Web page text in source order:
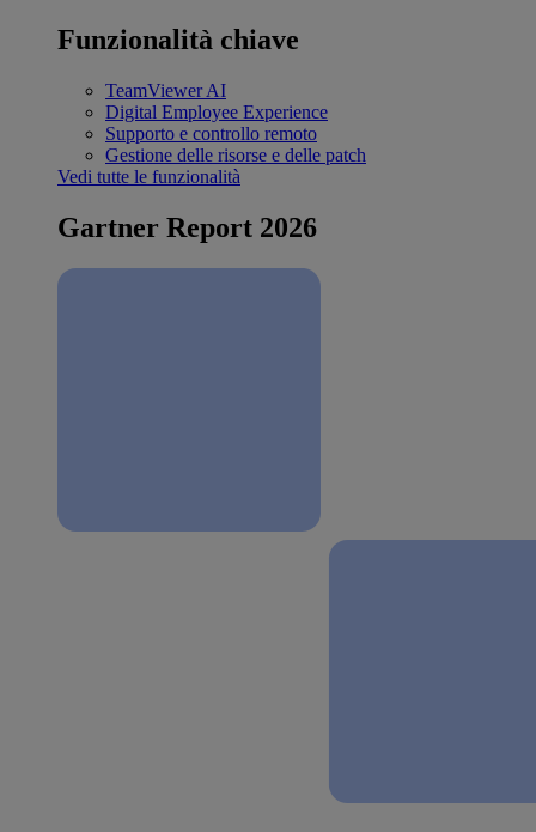
Funzionalità chiave
TeamViewer AI
Digital Employee Experience
Supporto e controllo remoto
Gestione delle risorse e delle patch
Vedi tutte le funzionalità
Gartner Report 2026